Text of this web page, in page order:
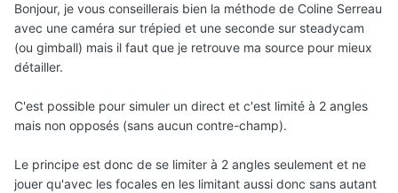
Bonjour, je vous conseillerais bien la méthode de Coline Serreau
avec une caméra sur trépied et une seconde sur steadycam
(ou gimball) mais il faut que je retrouve ma source pour mieux
détailler.
C'est possible pour simuler un direct et c'est limité à 2 angles
mais non opposés (sans aucun contre-champ).
Le principe est donc de se limiter à 2 angles seulement et ne
jouer qu'avec les focales en les limitant aussi donc sans autant